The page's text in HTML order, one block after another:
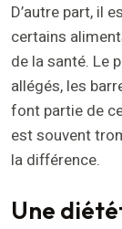
D’autre part, il
certains
de la santé. Le
allégés, les
font partie de
est souvent
la différence.
Une